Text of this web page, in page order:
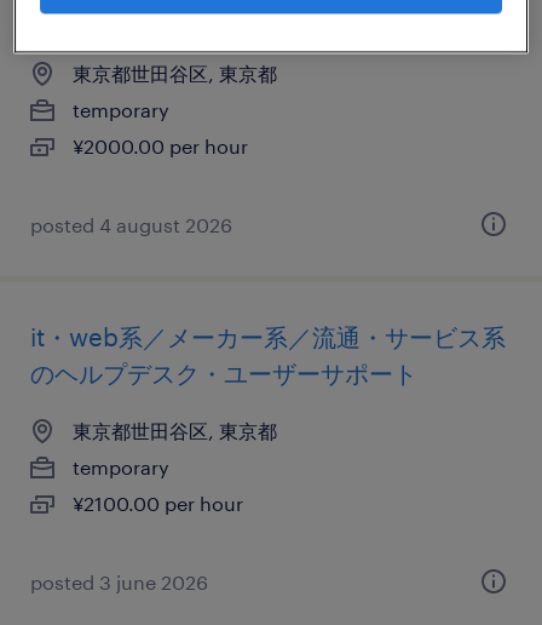
のヘルプデスク・ユーザーサポート
東京都世田谷区, 東京都
temporary
¥2000.00 per hour
posted 4 august 2026
it・web系／メーカー系／流通・サービス系
のヘルプデスク・ユーザーサポート
東京都世田谷区, 東京都
temporary
¥2100.00 per hour
posted 3 june 2026